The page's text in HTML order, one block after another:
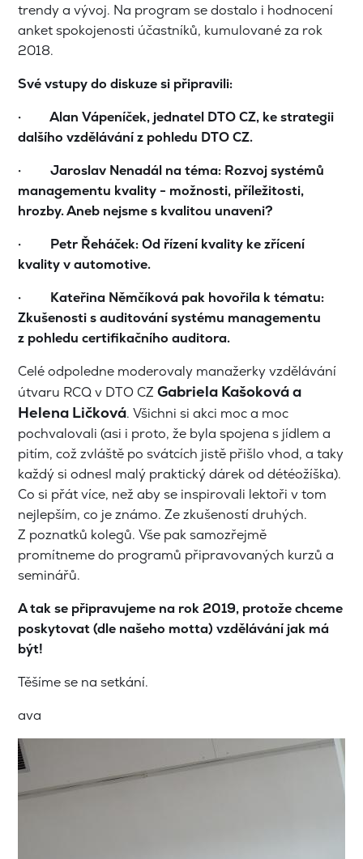
trendy a vývoj. Na program se dostalo i hodnocení
anket spokojenosti účastníků, kumulované za rok
2018.
Své vstupy do diskuze si připravili:
· Alan Vápeníček, jednatel DTO CZ, ke strategii
dalšího vzdělávání z pohledu DTO CZ.
· Jaroslav Nenadál na téma: Rozvoj systémů
managementu kvality - možnosti, příležitosti,
hrozby. Aneb nejsme s kvalitou unaveni?
· Petr Řeháček: Od řízení kvality ke zřícení
kvality v automotive.
· Kateřina Němčíková pak hovořila k tématu:
Zkušenosti s auditování systému managementu
z pohledu certifikačního auditora.
Celé odpoledne moderovaly manažerky vzdělávání
útvaru RCQ v DTO CZGabriela Kašoková a
Helena Ličková. Všichni si akci moc a moc
pochvalovali (asi i proto, že byla spojena s jídlem a
pitím, což zvláště po svátcích jistě přišlo vhod, a taky
každý si odnesl malý praktický dárek od détéožíška).
Co si přát více, než aby se inspirovali lektoři v tom
nejlepším, co je známo. Ze zkušeností druhých.
Z poznatků kolegů. Vše pak samozřejmě
promítneme do programů připravovaných kurzů a
seminářů.
A tak se připravujeme na rok 2019, protože chceme
poskytovat (dle našeho motta) vzdělávání jak má
být!
Těšíme se na setkání.
ava